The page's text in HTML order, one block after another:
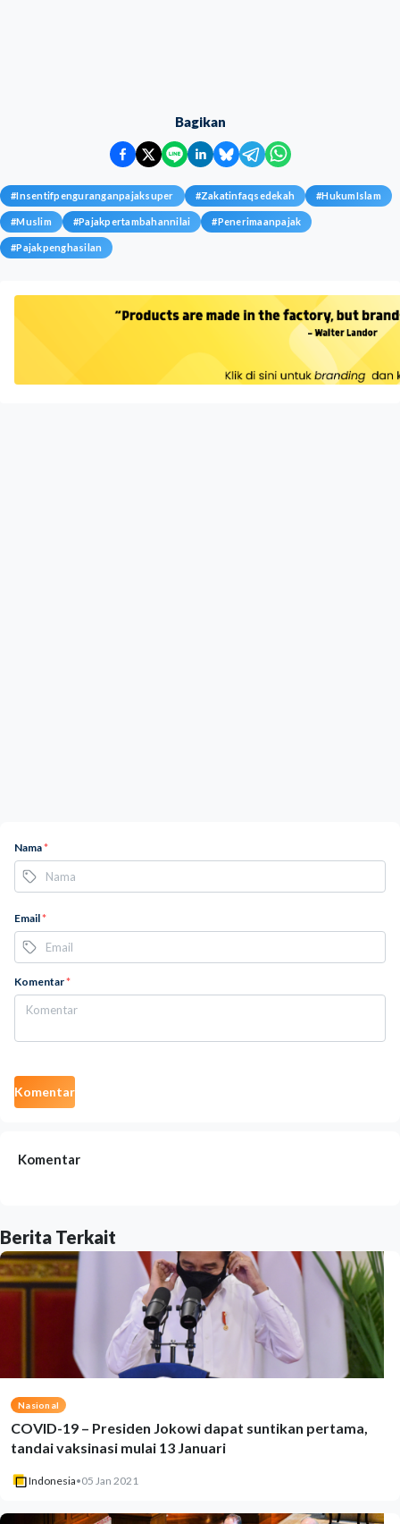
Bagikan
#Insentifpenguranganpajaksuper #Zakatinfaqsedekah #HukumIslam
#Muslim #Pajakpertambahannilai #Penerimaanpajak
#Pajakpenghasilan
Nama*
Email*
Komentar*
Komentar
Komentar
Berita Terkait
Nasional
COVID-19 – Presiden Jokowi dapat suntikan pertama,
tandai vaksinasi mulai 13 Januari
Indonesia•05 Jan 2021